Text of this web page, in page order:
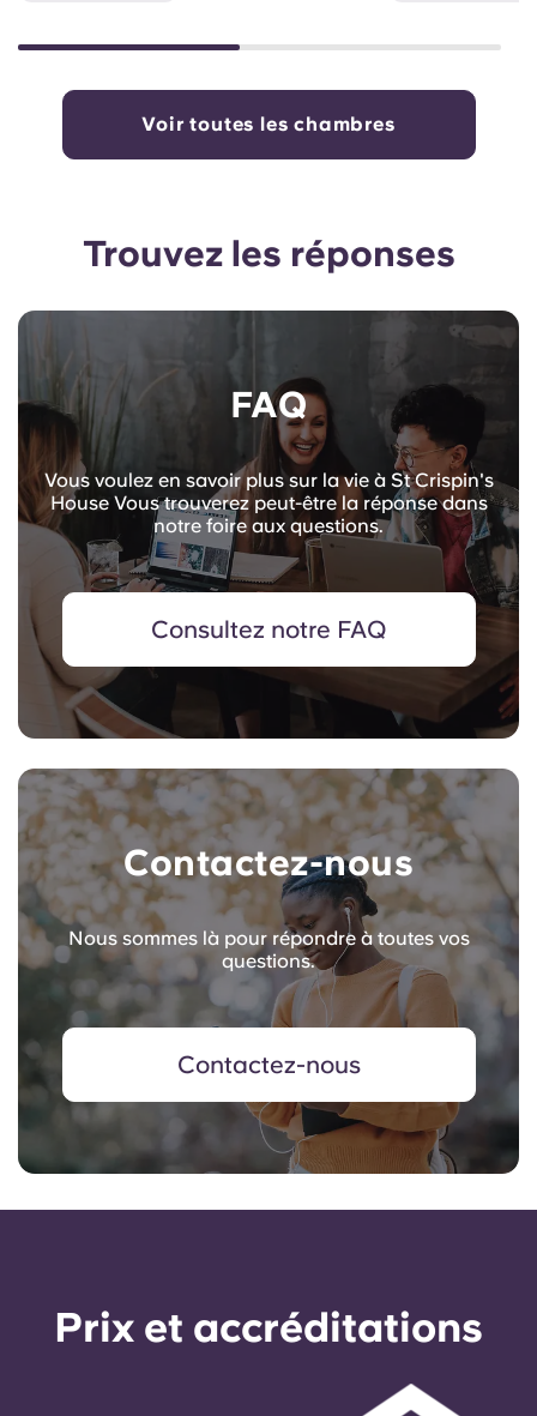
Voir toutes les chambres
Trouvez les réponses
FAQ
Vous voulez en savoir plus sur la vie à St Crispin's
House Vous trouverez peut-être la réponse dans
notre foire aux questions.
Consultez notre FAQ
Contactez-nous
Nous sommes là pour répondre à toutes vos
questions.
Contactez-nous
Prix ​​et accréditations